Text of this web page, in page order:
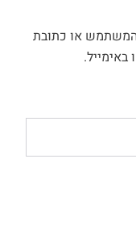
או כתובת